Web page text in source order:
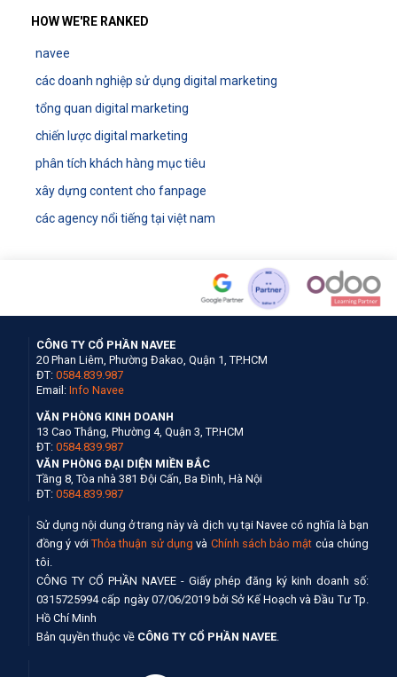
HOW WE'RE RANKED
navee
các doanh nghiệp sử dụng digital marketing
tổng quan digital marketing
chiến lược digital marketing
phân tích khách hàng mục tiêu
xây dựng content cho fanpage
các agency nổi tiếng tại việt nam
CÔNG TY CỔ PHẦN NAVEE
20 Phan Liêm, Phường Đakao, Quận 1, TP.HCM
ĐT: 0584.839.987
Email: Info Navee
VĂN PHÒNG KINH DOANH
13 Cao Thắng, Phường 4, Quận 3, TP.HCM
ĐT: 0584.839.987
VĂN PHÒNG ĐẠI DIỆN MIỀN BẮC
Tầng 8, Tòa nhà 381 Đội Cấn, Ba Đình, Hà Nội
ĐT: 0584.839.987
Sử dụng nội dung ở trang này và dịch vụ tại Navee có nghĩa là bạn
đồng ý với Thỏa thuận sử dụng và Chính sách bảo mật của chúng
tôi.
CÔNG TY CỔ PHẦN NAVEE - Giấy phép đăng ký kinh doanh số:
0315725994 cấp ngày 07/06/2019 bởi Sở Kế Hoạch và Đầu Tư Tp.
Hồ Chí Minh
Bản quyền thuộc về CÔNG TY CỔ PHẦN NAVEE.